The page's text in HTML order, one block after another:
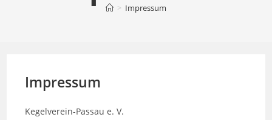
> Impressum
Impressum
Kegelverein-Passau e. V.